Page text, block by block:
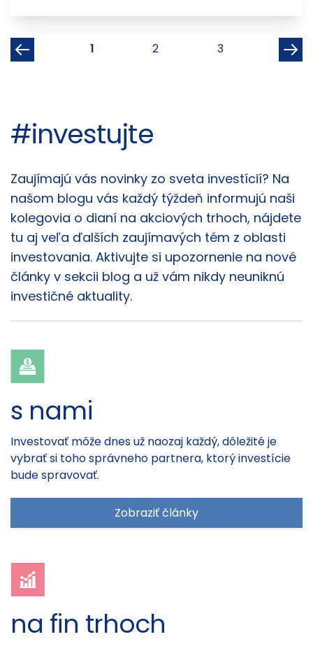
1 2 3
#investujte
Články
Zaujímajú vás novinky zo sveta investícií? Na
našom blogu vás každý týždeň informujú naši
kolegovia o dianí na akciových trhoch, nájdete
tu aj veľa ďalších zaujímavých tém z oblasti
investovania. Aktivujte si upozornenie na nové
články v sekcii blog a už vám nikdy neuniknú
investičné aktuality.
s nami
Investovať môže dnes už naozaj každý, dôležité je
vybrať si toho správneho partnera, ktorý investície
bude spravovať.
Zobraziť články
na fin trhoch